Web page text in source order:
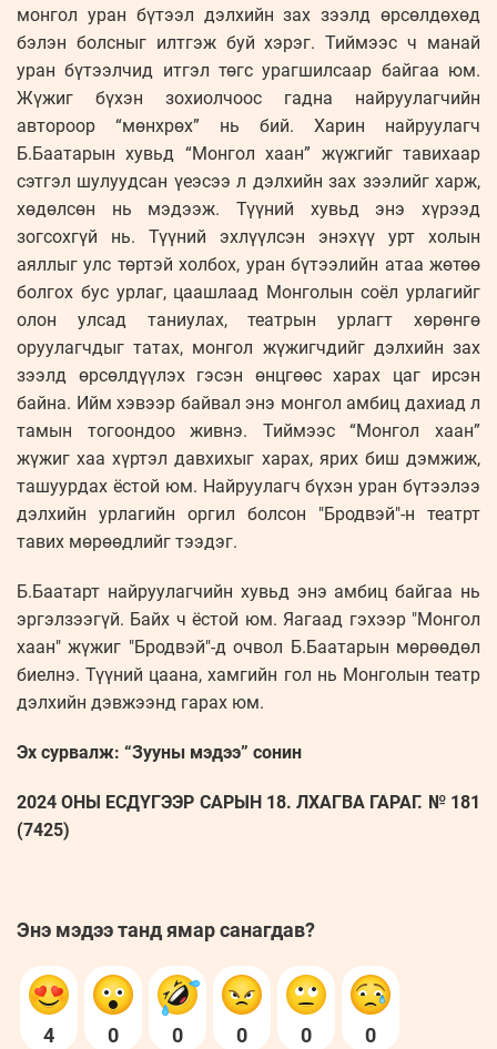
монгол уран бүтээл дэлхийн зах зээлд өрсөлдөхөд
бэлэн болсныг илтгэж буй хэрэг. Тиймээс ч манай
уран бүтээлчид итгэл төгс урагшилсаар байгаа юм.
Жүжиг бүхэн зохиолчоос гадна найруулагчийн
автороор “мөнхрөх” нь бий. Харин найруулагч
Б.Баатарын хувьд “Монгол хаан” жүжгийг тавихаар
сэтгэл шулуудсан үеэсээ л дэлхийн зах зээлийг харж,
хөдөлсөн нь мэдээж. Түүний хувьд энэ хүрээд
зогсохгүй нь. Түүний эхлүүлсэн энэхүү урт холын
аяллыг улс төртэй холбох, уран бүтээлийн атаа жөтөө
болгох бус урлаг, цаашлаад Монголын соёл урлагийг
олон улсад таниулах, театрын урлагт хөрөнгө
оруулагчдыг татах, монгол жүжигчдийг дэлхийн зах
зээлд өрсөлдүүлэх гэсэн өнцгөөс харах цаг ирсэн
байна. Ийм хэвээр байвал энэ монгол амбиц дахиад л
тамын тогоондоо живнэ. Тиймээс “Монгол хаан”
жүжиг хаа хүртэл давхихыг харах, ярих биш дэмжиж,
ташуурдах ёстой юм. Найруулагч бүхэн уран бүтээлээ
дэлхийн урлагийн оргил болсон "Бродвэй"-н театрт
тавих мөрөөдлийг тээдэг.
Б.Баатарт найруулагчийн хувьд энэ амбиц байгаа нь
эргэлзээгүй. Байх ч ёстой юм. Яагаад гэхээр "Монгол
хаан" жүжиг "Бродвэй"-д очвол Б.Баатарын мөрөөдөл
биелнэ. Түүний цаана, хамгийн гол нь Монголын театр
дэлхийн дэвжээнд гарах юм.
Эх сурвалж: “Зууны мэдээ” сонин
2024 ОНЫ ЕСДҮГЭЭР САРЫН 18. ЛХАГВА ГАРАГ. № 181
(7425)
Энэ мэдээ танд ямар санагдав?
4 0 0 0 0 0